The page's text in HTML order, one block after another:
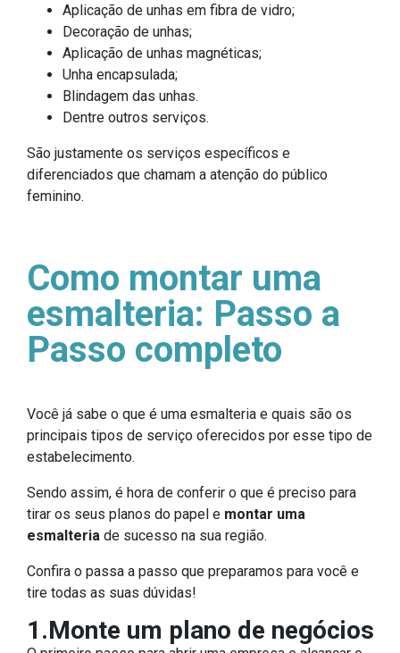
Aplicação de unhas em fibra de vidro;
Decoração de unhas;
Aplicação de unhas magnéticas;
Unha encapsulada;
Blindagem das unhas.
Dentre outros serviços.
São justamente os serviços específicos e
diferenciados que chamam a atenção do público
feminino.
Como montar uma
esmalteria: Passo a
Passo completo
Você já sabe o que é uma esmalteria e quais são os
principais tipos de serviço oferecidos por esse tipo de
estabelecimento.
Sendo assim, é hora de conferir o que é preciso para
tirar os seus planos do papel e montar uma
esmalteria de sucesso na sua região.
Confira o passa a passo que preparamos para você e
tire todas as suas dúvidas!
1.Monte um plano de negócios